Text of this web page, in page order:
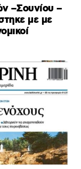
–Σουνίου –
με με